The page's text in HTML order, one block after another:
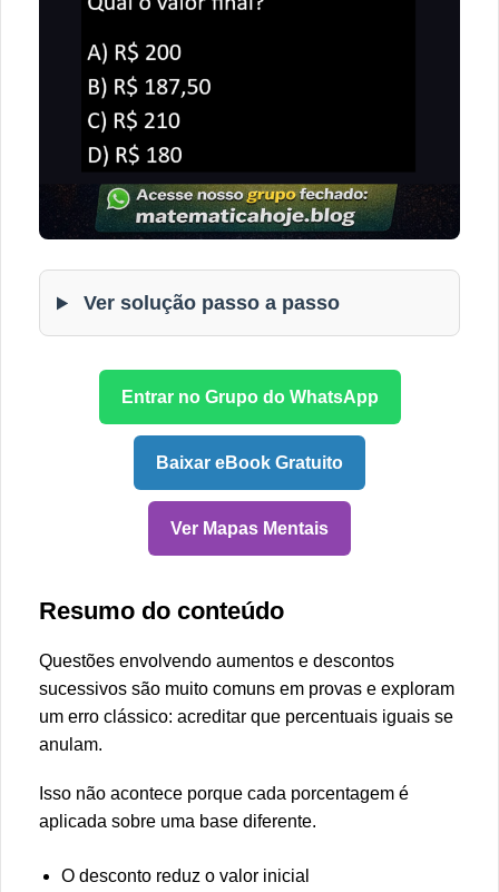
Ver solução passo a passo
Entrar no Grupo do WhatsApp
Baixar eBook Gratuito
Ver Mapas Mentais
Resumo do conteúdo
Questões envolvendo aumentos e descontos
sucessivos são muito comuns em provas e exploram
um erro clássico: acreditar que percentuais iguais se
anulam.
Isso não acontece porque cada porcentagem é
aplicada sobre uma base diferente.
O desconto reduz o valor inicial